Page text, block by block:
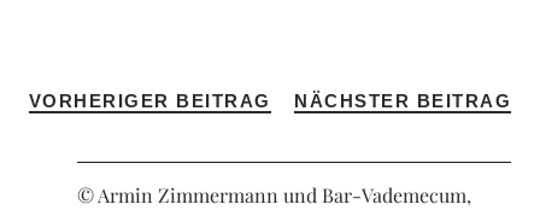
VORHERIGER BEITRAG NÄCHSTER BEITRAG
© Armin Zimmermann und Bar-Vademecum,